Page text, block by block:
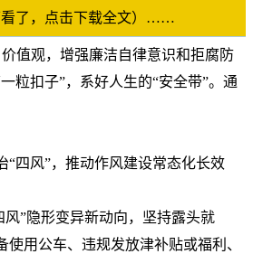
看了，点击下载全文）……
值观，增强廉洁自律意识和拒腐防
粒扣子”，系好人生的“安全带”。通
四风”，推动作风建设常态化长效
”隐形变异新动向，坚持露头就
用公车、违规发放津补贴或福利、